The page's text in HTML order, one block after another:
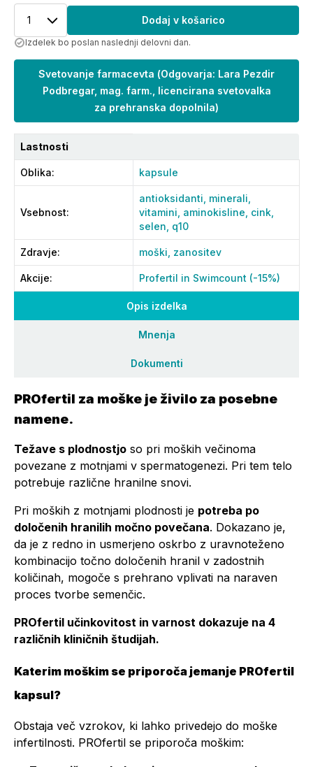
Opis izdelka
Mnenja
Dokumenti
PROfertil za moške je živilo za posebne
namene.
Težave s plodnostjo so pri moških večinoma
povezane z motnjami v spermatogenezi. Pri tem telo
potrebuje različne hranilne snovi.
Pri moških z motnjami plodnosti je potreba po
določenih hranilih močno povečana. Dokazano je,
da je z redno in usmerjeno oskrbo z uravnoteženo
kombinacijo točno določenih hranil v zadostnih
količinah, mogoče s prehrano vplivati na naraven
proces tvorbe semenčic.
PROfertil učinkovitost in varnost dokazuje na 4
različnih kliničnih študijah.
Katerim moškim se priporoča jemanje PROfertil
kapsul?
Obstaja več vzrokov, ki lahko privedejo do moške
infertilnosti. PROfertil se priporoča moškim:
1 Dodaj v košarico
Izdelek bo poslan naslednji delovni dan.
Svetovanje farmacevta (Odgovarja: Lara Pezdir
Podbregar, mag. farm., licencirana svetovalka
za prehranska dopolnila)
Lastnosti
Oblika: kapsule
Vsebnost:
antioksidanti, minerali,
vitamini, aminokisline, cink,
selen, q10
Zdravje: moški, zanositev
Akcije: Profertil in Swimcount (-15%)